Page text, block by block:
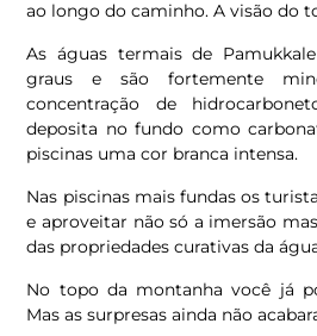
ao longo do caminho. A visão do
As águas termais de
graus e são fortemente
concentração de
deposita no fundo como
piscinas uma cor branca intensa.
Nas piscinas mais fundas os
e aproveitar não só a imersão
das propriedades curativas da
No topo da montanha você já
Mas as surpresas ainda não